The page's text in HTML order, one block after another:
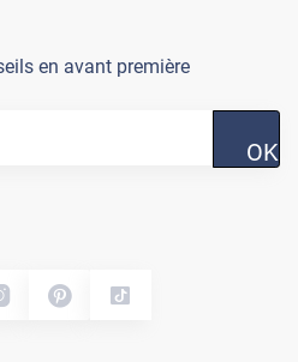
en avant première
OK